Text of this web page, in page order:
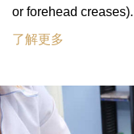
or forehead
了解更多